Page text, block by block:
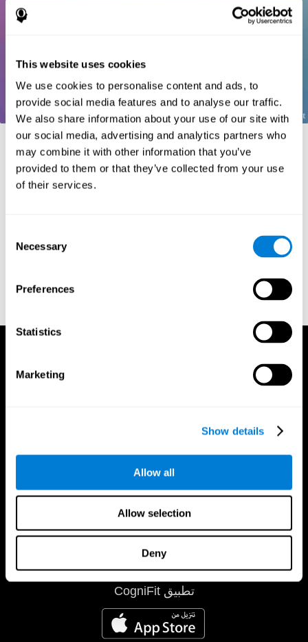
This website uses cookies
We use cookies to personalise content and ads, to
provide social media features and to analyse our traffic.
We also share information about your use of our site with
our social media, advertising and analytics partners who
may combine it with other information that you’ve
provided to them or that they’ve collected from your use
of their services.
Selection
Necessary
Preferences
Statistics
Marketing
Show details
Allow all
Allow selection
Deny
المراجع:
Greenberg, L. M., Kindschi, C. L., & Corman, C. L. (1996).
reactions. Journal of experimental psychology, 18(6), 643.
aided psychological diagnosis. JOPED, 2002, 5 (1), 41–50.
تطبيق CogniFit